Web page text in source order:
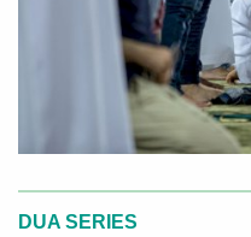
DUA SERIES